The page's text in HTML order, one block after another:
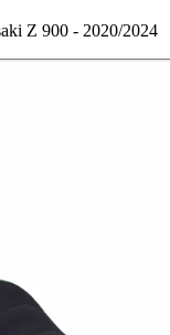
Z 900 - 2020/2024